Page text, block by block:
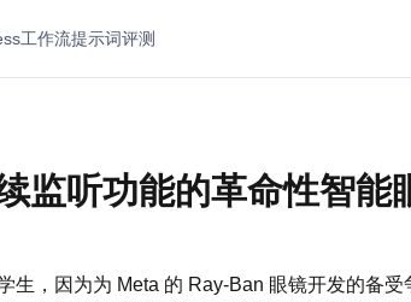
工作流提示词评测
监听功能的革命性智能
生，因为为 Meta 的 Ray-Ban 眼镜开发的备受